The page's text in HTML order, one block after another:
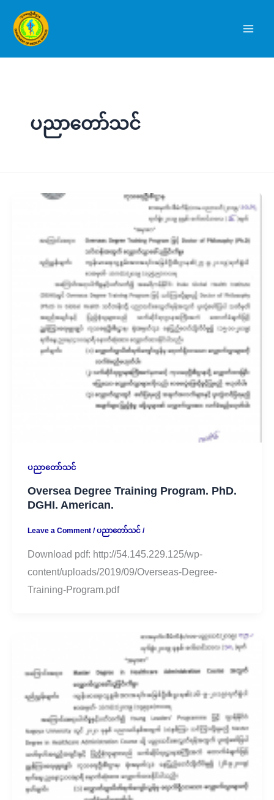
content
ပညာတော်သင်
ပညာတော်သင်
Oversea Degree Training Program. PhD.
DGHI. American.
Leave a Comment /ပညာတော်သင်/
Download pdf: http://54.145.229.125/wp-
content/uploads/2019/09/Overseas-Degree-
Training-Program.pdf